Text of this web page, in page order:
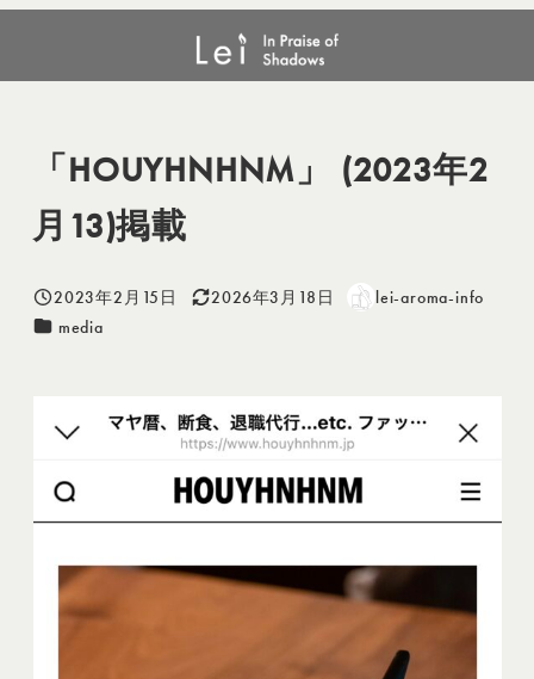
「HOUYHNHNM」 (2023年2月13)掲載
「HOUYHNHNM」 (2023年2
月13)掲載
投稿日
2023年2月15日
更新日
2026年3月18日
著
lei-aroma-info
カテゴリー
media